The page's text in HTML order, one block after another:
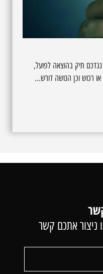
תיק בהוצאה לפועל,
רכוש וכן הנושה דורש...
ניצור אתכם קשר